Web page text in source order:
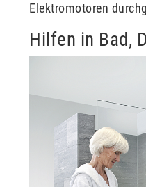
Elektromotoren
Hilfen in Bad,